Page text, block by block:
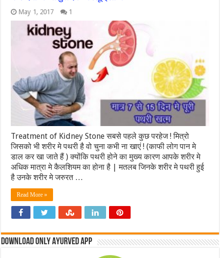
May 1, 2017 1
Treatment of Kidney Stone सबसे पहले कुछ परहेज ! मित्रो
जिसको भी शरीर मे पथरी है वो चुना कभी ना खाएं ! (काफी लोग पान मे
डाल कर खा जाते हैं ) क्योंकि पथरी होने का मुख्य कारण आपके शरीर मे
अधिक मात्रा मे कैलशियम का होना है | मतलब जिनके शरीर मे पथरी हुई
है उनके शरीर मे जरुरत …
Read More »
Download Only Ayurved App